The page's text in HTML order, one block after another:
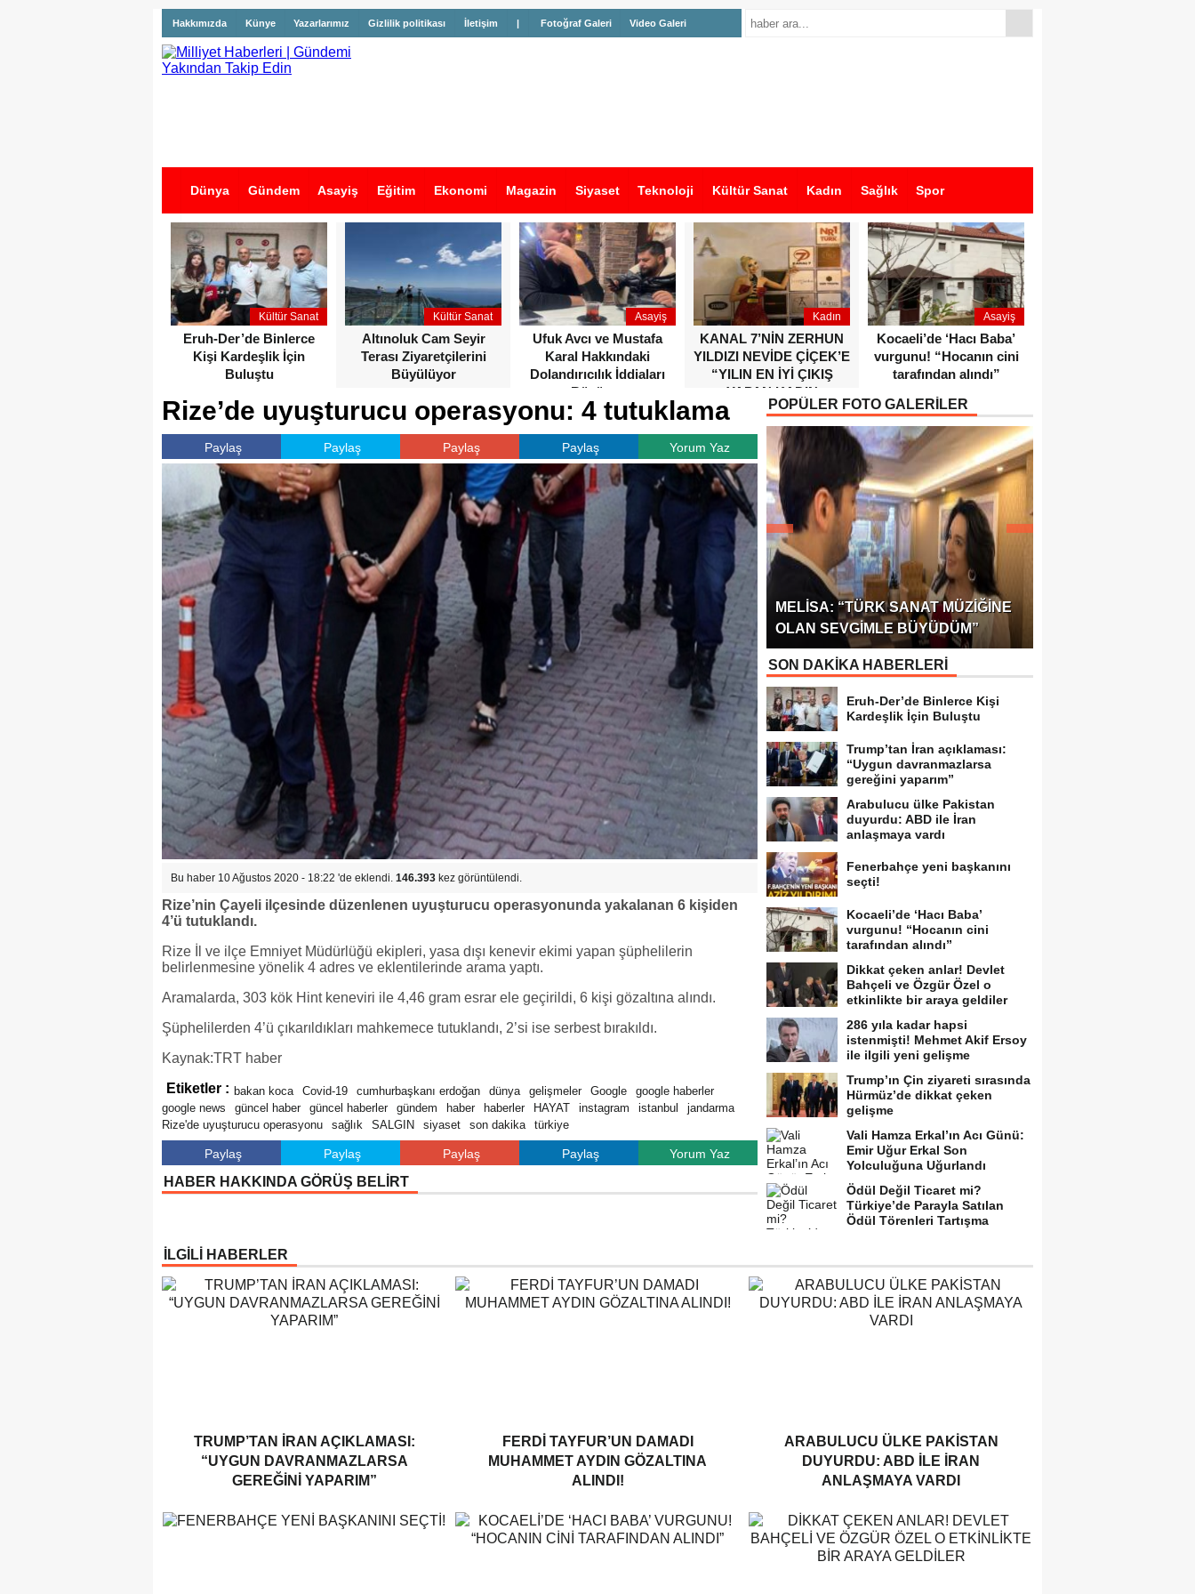
Hakkımızda Künye Yazarlarımız Gizlilik politikası İletişim | Fotoğraf Galeri Video Galeri
Dünya Gündem Asayiş Eğitim Ekonomi Magazin Siyaset Teknoloji Kültür Sanat Kadın Sağlık Spor
İş İlanları
Kültür Sanat
Eruh-Der’de Binlerce
Kişi Kardeşlik İçin
Buluştu
Kültür Sanat
Altınoluk Cam Seyir
Terası Ziyaretçilerini
Büyülüyor
Asayiş
Ufuk Avcı ve Mustafa
Karal Hakkındaki
Dolandırıcılık İddiaları
Büyüyor
Kadın
KANAL 7’NİN ZERHUN
YILDIZI NEVİDE ÇİÇEK’E
“YILIN EN İYİ ÇIKIŞ
YAPAN KADIN
OYUNCUSU” ÖDÜLÜ!
Asayiş
Kocaeli’de ‘Hacı Baba’
vurgunu! “Hocanın cini
tarafından alındı”
Rize’de uyuşturucu operasyonu: 4 tutuklama
Paylaş Paylaş Paylaş Paylaş Yorum Yaz
Bu haber 10 Ağustos 2020 - 18:22 'de eklendi. 146.393 kez görüntülendi.
Rize’nin Çayeli ilçesinde düzenlenen uyuşturucu operasyonunda yakalanan 6 kişiden
4’ü tutuklandı.
Rize İl ve ilçe Emniyet Müdürlüğü ekipleri, yasa dışı kenevir ekimi yapan şüphelilerin
belirlenmesine yönelik 4 adres ve eklentilerinde arama yaptı.
Aramalarda, 303 kök Hint keneviri ile 4,46 gram esrar ele geçirildi, 6 kişi gözaltına alındı.
Şüphelilerden 4’ü çıkarıldıkları mahkemece tutuklandı, 2’si ise serbest bırakıldı.
Kaynak:TRT haber
Etiketler : bakan koca Covid-19 cumhurbaşkanı erdoğan dünya gelişmeler Google
google haberler
google news
güncel haber güncel haberler gündem haber haberler HAYAT instagram istanbul
jandarma
Rize'de uyuşturucu operasyonu
sağlık SALGIN siyaset son dakika türkiye
Paylaş Paylaş Paylaş Paylaş Yorum Yaz
HABER HAKKINDA GÖRÜŞ BELİRT
POPÜLER FOTO GALERİLER
MELISA: “TÜRK SANAT MÜZIĞINE
OLAN SEVGIMLE BÜYÜDÜM”
SON DAKİKA HABERLERİ
Eruh-Der’de Binlerce Kişi
Kardeşlik İçin Buluştu
Trump’tan İran açıklaması:
“Uygun davranmazlarsa
gereğini yaparım”
Arabulucu ülke Pakistan
duyurdu: ABD ile İran
anlaşmaya vardı
Fenerbahçe yeni başkanını
seçti!
Kocaeli’de ‘Hacı Baba’
vurgunu! “Hocanın cini
tarafından alındı”
Dikkat çeken anlar! Devlet
Bahçeli ve Özgür Özel o
etkinlikte bir araya geldiler
286 yıla kadar hapsi
istenmişti! Mehmet Akif Ersoy
ile ilgili yeni gelişme
Trump’ın Çin ziyareti sırasında
Hürmüz’de dikkat çeken
gelişme
Vali Hamza Erkal’ın Acı Günü:
Emir Uğur Erkal Son
Yolculuğuna Uğurlandı
Ödül Değil Ticaret mi?
Türkiye’de Parayla Satılan
Ödül Törenleri Tartışma
İLGİLİ HABERLER
TRUMP’TAN İRAN AÇIKLAMASI:
“UYGUN DAVRANMAZLARSA
GEREĞINI YAPARIM”
FERDI TAYFUR’UN DAMADI
MUHAMMET AYDIN GÖZALTINA
ALINDI!
ARABULUCU ÜLKE PAKISTAN
DUYURDU: ABD ILE İRAN
ANLAŞMAYA VARDI